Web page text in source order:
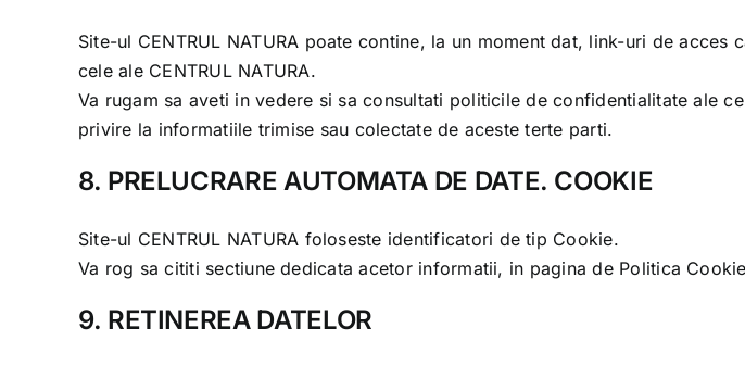
Site-ul CENTRUL NATURA poate contine, la un moment dat, link-uri de
cele ale CENTRUL NATURA.
Va rugam sa aveti in vedere si sa consultati politicile de confidentialitate ale
privire la informatiile trimise sau colectate de aceste terte parti.
8. PRELUCRARE AUTOMATA DE DATE. COOKIE
Site-ul CENTRUL NATURA foloseste identificatori de tip Cookie.
Va rog sa cititi sectiune dedicata acetor informatii, in pagina de Politica Cookie
9. RETINEREA DATELOR